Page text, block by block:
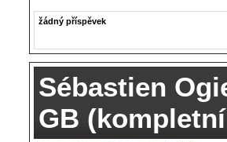
žádný příspěvek
Sébastien
GB